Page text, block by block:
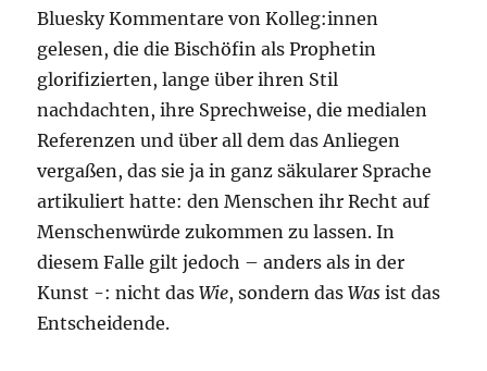
Bluesky Kommentare von Kolleg:innen
gelesen, die die Bischöfin als Prophetin
glorifizierten, lange über ihren Stil
nachdachten, ihre Sprechweise, die medialen
Referenzen und über all dem das Anliegen
vergaßen, das sie ja in ganz säkularer Sprache
artikuliert hatte: den Menschen ihr Recht auf
Menschenwürde zukommen zu lassen. In
diesem Falle gilt jedoch – anders als in der
Kunst -: nicht dasWie, sondern dasWasist das
Entscheidende.